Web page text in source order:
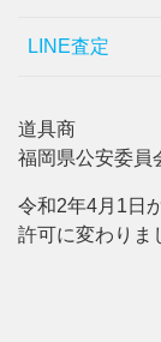
LINE査定
道具商
福岡県公安委員
令和2年4月1日
許可に変わりま